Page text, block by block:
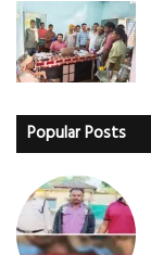
Popular Posts